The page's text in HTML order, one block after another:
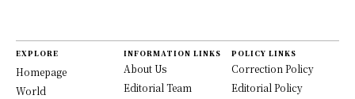
EXPLORE
Homepage
World
INFORMATION LINKS
About Us
Editorial Team
POLICY LINKS
Correction Policy
Editorial Policy